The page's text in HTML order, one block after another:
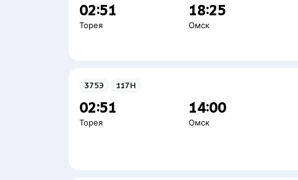
02:51
Торея
18:25
Омск
375Э 117Н
02:51
Торея
14:00
Омск